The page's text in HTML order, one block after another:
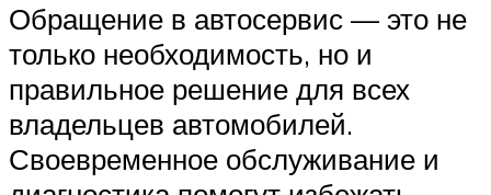
Обращение в автосервис — это не
только необходимость, но и
правильное решение для всех
владельцев автомобилей.
Своевременное обслуживание и